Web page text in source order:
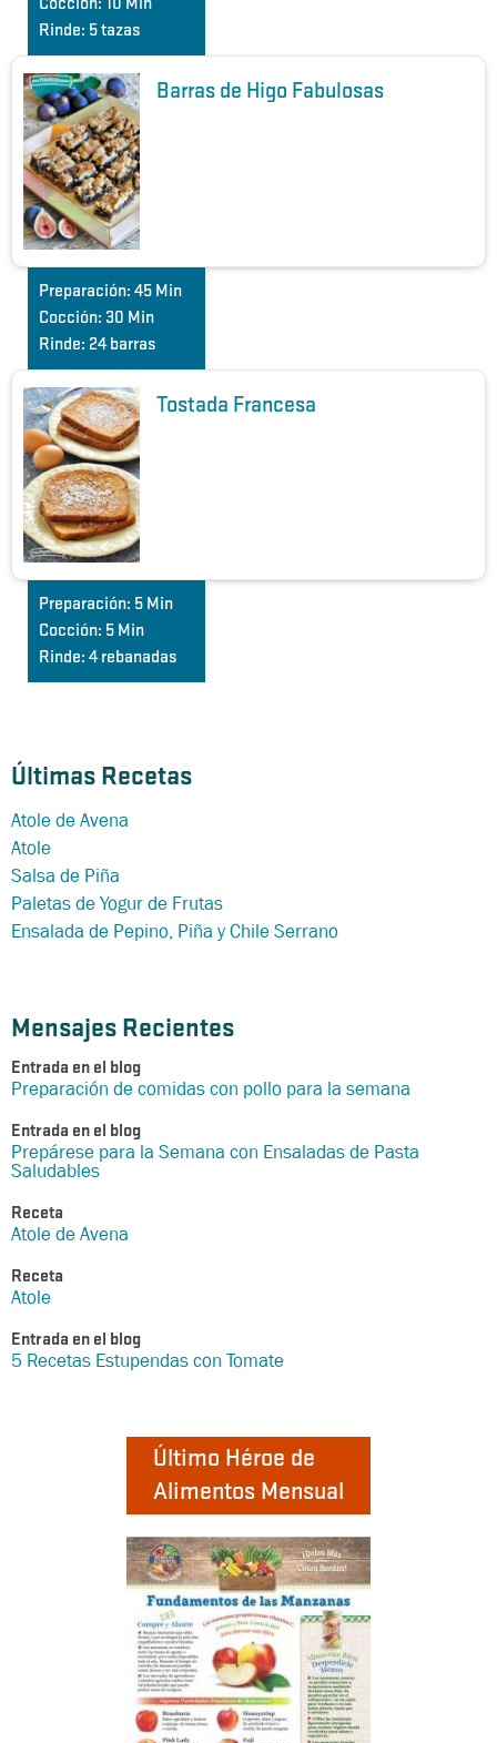
Últimas Recetas
Atole de Avena
Atole
Salsa de Piña
Paletas de Yogur de Frutas
Ensalada de Pepino, Piña y Chile Serrano
Mensajes Recientes
Entrada en el blog
Preparación de comidas con pollo para la semana
Entrada en el blog
Prepárese para la Semana con Ensaladas de Pasta
Saludables
Receta
Atole de Avena
Receta
Atole
Entrada en el blog
5 Recetas Estupendas con Tomate
Último Héroe de
Alimentos Mensual
Cocción: 10 Min
Rinde: 5 tazas
Barras de Higo Fabulosas
Preparación: 45 Min
Cocción: 30 Min
Rinde: 24 barras
Tostada Francesa
Preparación: 5 Min
Cocción: 5 Min
Rinde: 4 rebanadas